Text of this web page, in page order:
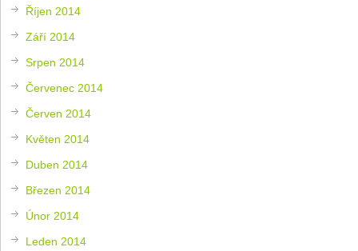
Říjen 2014
Září 2014
Srpen 2014
Červenec 2014
Červen 2014
Květen 2014
Duben 2014
Březen 2014
Únor 2014
Leden 2014